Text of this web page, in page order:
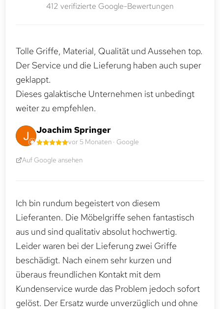
412 verifizierte Google-Bewertungen
Tolle Griffe, Material, Qualität und Aussehen top.
Der Service und die Lieferung haben auch super
geklappt.
Dieses galaktische Unternehmen ist unbedingt
weiter zu empfehlen.
Joachim Springer
vor 5 Monaten · Google
Auf Google ansehen
Ich bin rundum begeistert von diesem
Lieferanten. Die Möbelgriffe sehen fantastisch
aus und sind qualitativ absolut hochwertig.
Leider waren bei der Lieferung zwei Griffe
beschädigt. Nach einem sehr kurzen und
überaus freundlichen Kontakt mit dem
Kundenservice wurde das Problem jedoch sofort
gelöst. Der Ersatz wurde unverzüglich und ohne